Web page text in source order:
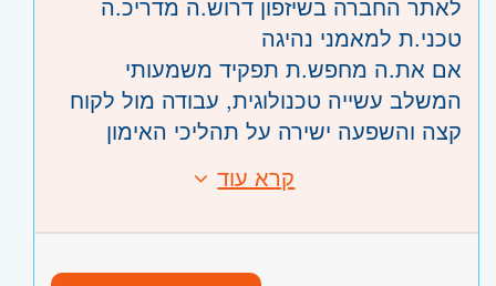
טכני.ת למאמני נהיגה
אם את.ה מחפש.ת תפקיד משמעותי
המשלב עשייה טכנולוגית, עבודה מול לקוח
קצה והשפעה ישירה על תהליכי האימון
להצטרף לעשייה ביטחונית מתקדמת
ומאתגרת.
בוגר.ת שירות צבאי בחיל השריון-יתרון
ניסיון בהדרכה, חניכה או עבודה מול
קרא עוד